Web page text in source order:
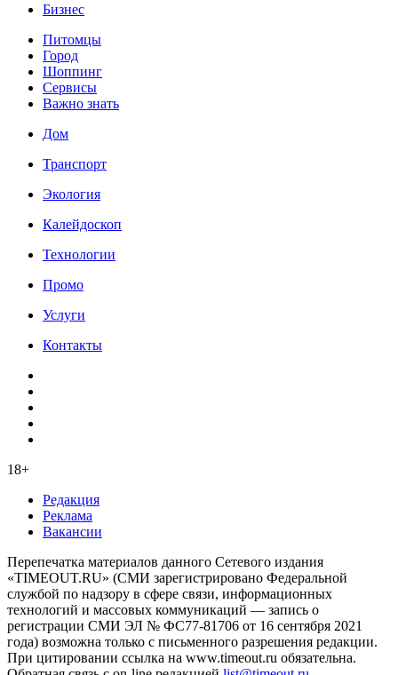
Бизнес
Питомцы
Город
Шоппинг
Сервисы
Важно знать
Дом
Транспорт
Экология
Калейдоскоп
Технологии
Промо
Услуги
Контакты
18+
Редакция
Реклама
Вакансии
Перепечатка материалов данного Сетевого издания
«TIMEOUT.RU» (СМИ зарегистрировано Федеральной
службой по надзору в сфере связи, информационных
технологий и массовых коммуникаций — запись о
регистрации СМИ ЭЛ № ФС77-81706 от 16 сентября 2021
года) возможна только с письменного разрешения редакции.
При цитировании ссылка на www.timeout.ru обязательна.